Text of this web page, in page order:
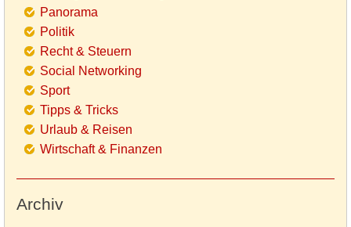
Panorama
Politik
Recht & Steuern
Social Networking
Sport
Tipps & Tricks
Urlaub & Reisen
Wirtschaft & Finanzen
Archiv